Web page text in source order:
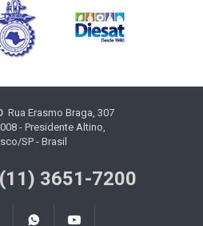
Rua Erasmo Braga, 307
- Presidente Altino,
SP - Brasil
3651-7200